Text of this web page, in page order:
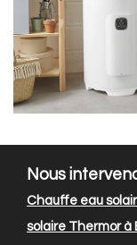
Nous
Chauffe eau
solaire Thermor à